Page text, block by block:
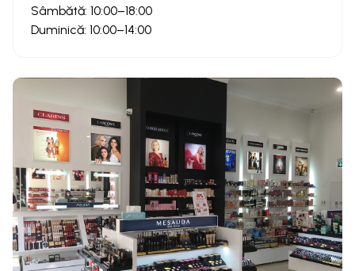
Sâmbătă: 10:00–18:00
Duminică: 10:00–14:00